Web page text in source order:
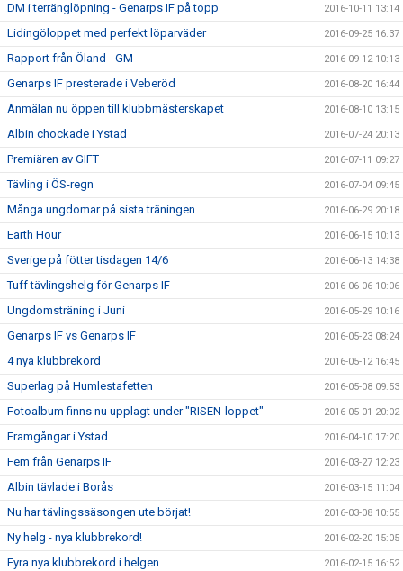
DM i terränglöpning - Genarps IF på topp 2016-10-11 13:14
Lidingöloppet med perfekt löparväder 2016-09-25 16:37
Rapport från Öland - GM 2016-09-12 10:13
Genarps IF presterade i Veberöd 2016-08-20 16:44
Anmälan nu öppen till klubbmästerskapet 2016-08-10 13:15
Albin chockade i Ystad 2016-07-24 20:13
Premiären av GIFT 2016-07-11 09:27
Tävling i ÖS-regn 2016-07-04 09:45
Många ungdomar på sista träningen. 2016-06-29 20:18
Earth Hour 2016-06-15 10:13
Sverige på fötter tisdagen 14/6 2016-06-13 14:38
Tuff tävlingshelg för Genarps IF 2016-06-06 10:06
Ungdomsträning i Juni 2016-05-29 10:16
Genarps IF vs Genarps IF 2016-05-23 08:24
4 nya klubbrekord 2016-05-12 16:45
Superlag på Humlestafetten 2016-05-08 09:53
Fotoalbum finns nu upplagt under "RISEN-loppet" 2016-05-01 20:02
Framgångar i Ystad 2016-04-10 17:20
Fem från Genarps IF 2016-03-27 12:23
Albin tävlade i Borås 2016-03-15 11:04
Nu har tävlingssäsongen ute börjat! 2016-03-08 10:55
Ny helg - nya klubbrekord! 2016-02-20 15:05
Fyra nya klubbrekord i helgen 2016-02-15 16:52